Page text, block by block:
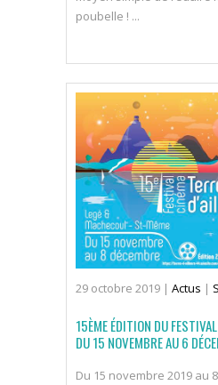
poubelle ! ...
29 octobre 2019 | Actus |
15ÈME ÉDITION DU
DU 15 NOVEMBRE AU 6
Du 15 novembre 2019 au